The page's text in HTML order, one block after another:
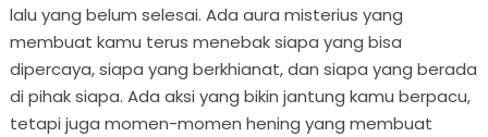
lalu yang belum selesai. Ada aura misterius yang
membuat kamu terus menebak siapa yang bisa
dipercaya, siapa yang berkhianat, dan siapa yang berada
di pihak siapa. Ada aksi yang bikin jantung kamu berpacu,
tetapi juga momen-momen hening yang membuat